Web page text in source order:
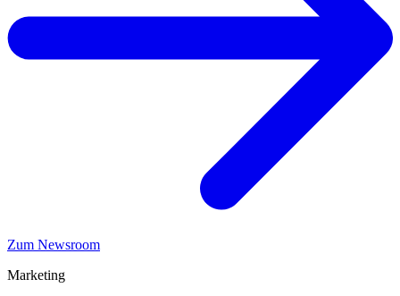
Zum Newsroom
Marketing